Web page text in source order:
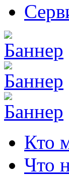
Кто
Что